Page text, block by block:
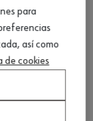
2
para
así como
de cookies